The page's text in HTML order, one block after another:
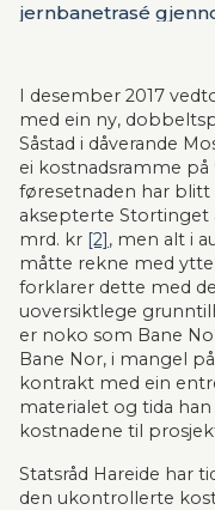
jernbanetrasé
konkludere med, er
som no må handle.
ein kommentar.
I desember 2017
med ein ny,
Såstad i dåverande
ei kostnadsramme på
føresetnaden har blitt
aksepterte Stortinget
mrd. kr [2], men alt i
måtte rekne med
forklarer dette med
uoversiktlege
er noko som Bane
Bane Nor, i mangel
kontrakt med ein
materialet og tida
kostnadene til
Statsråd Hareide har
den ukontrollerte